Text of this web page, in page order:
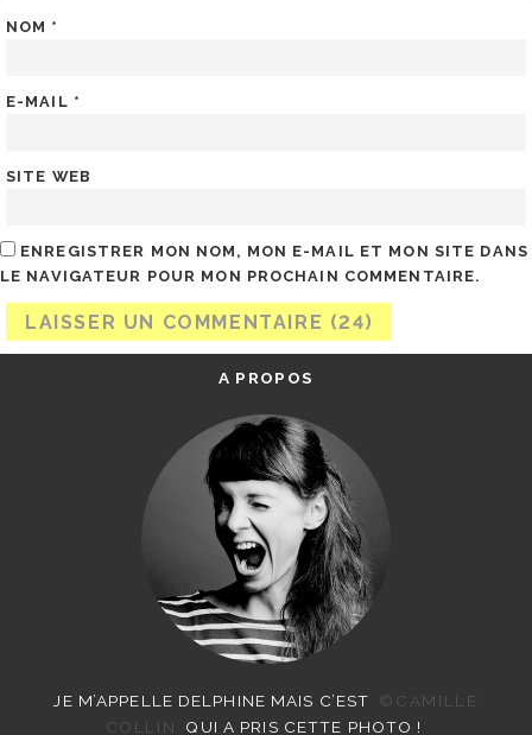
NOM *
E-MAIL *
SITE WEB
ENREGISTRER MON NOM, MON E-MAIL ET MON SITE DANS
LE NAVIGATEUR POUR MON PROCHAIN COMMENTAIRE.
A PROPOS
JE M’APPELLE DELPHINE MAIS C’EST
©CAMILLE
COLLIN
QUI A PRIS CETTE PHOTO !